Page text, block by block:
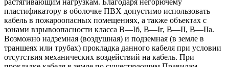
пластификатору в оболочке ПВХ допустимо использовать
кабель в пожароопасных помещениях, а также объектах с
зонами взрывоопасности класса B—Iб, B—Iг, В—II, В—IIа.
Возможно надземная (воздушная) и подземная (в земле в
траншеях или трубах) прокладка данного кабеля при условии
отсутствия механических воздействий на кабель. При